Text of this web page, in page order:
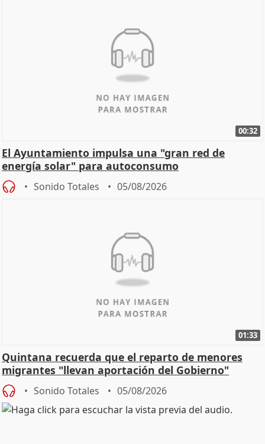
00:32
El Ayuntamiento impulsa una "gran red de
energía solar" para autoconsumo
Sonido Totales 05/08/2026
01:33
Quintana recuerda que el reparto de menores
migrantes "llevan aportación del Gobierno"
central
Sonido Totales 05/08/2026